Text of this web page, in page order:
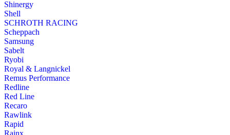
Shinergy
Shell
SCHROTH RACING
Scheppach
Samsung
Sabelt
Ryobi
Royal & Langnickel
Remus Performance
Redline
Red Line
Recaro
Rawlink
Rapid
Rainx